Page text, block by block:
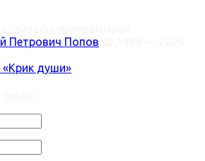
души»
Петрович Попов